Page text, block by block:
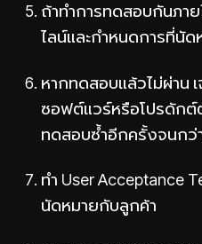
ถ้าทำการทดสอบกันภาย
ไลน์และกำหนดการที่นั
หากทดสอบแล้วไม่ผ่าน
ซอฟต์แวร์หรือโปรดักต์
ทดสอบซ้ำอีกครั้งจนกว่
ทำ User Acceptance
นัดหมายกับลูกค้า